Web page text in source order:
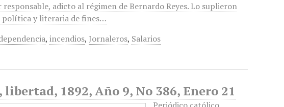
adicto al régimen de Bernardo Reyes. Lo suplieron
política y literaria de fines…
,incendios, Jornaleros, Salarios
1892, Año 9, No 386, Enero 21